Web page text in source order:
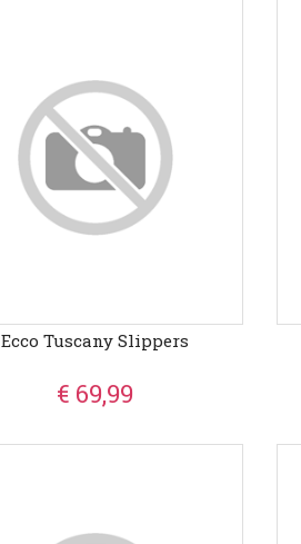
Ecco Tuscany Slippers
€ 69,99